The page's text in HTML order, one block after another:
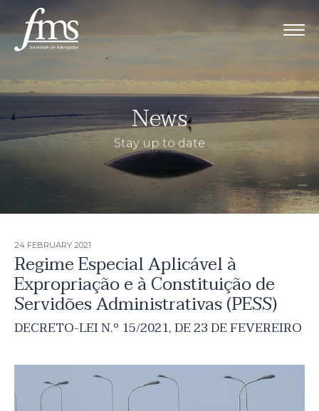
News
Stay up to date
24 FEBRUARY 2021
Regime Especial Aplicável à
Expropriação e à Constituição de
Servidões Administrativas (PESS)
DECRETO-LEI N.º 15/2021, DE 23 DE FEVEREIRO